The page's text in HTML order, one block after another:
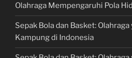
Olahraga Mempengaruhi Pola
Sepak Bola dan Basket:
Kampung di Indonesia